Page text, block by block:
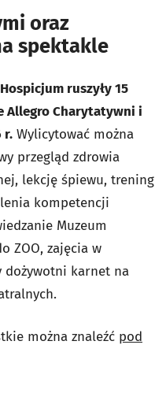
oraz
spektakle
ruszyły 15
Allegro Charytatywni i
r. Wylicytować można
przegląd zdrowia
lekcję śpiewu, trening
kompetencji
Muzeum
ZOO, zajęcia w
dożywotni karnet na
można znaleźć pod